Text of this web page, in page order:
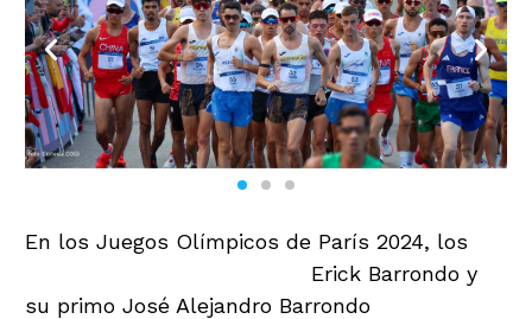
En los Juegos Olímpicos de París 2024, los
Erick Barrondo y
su primo José Alejandro Barrondo